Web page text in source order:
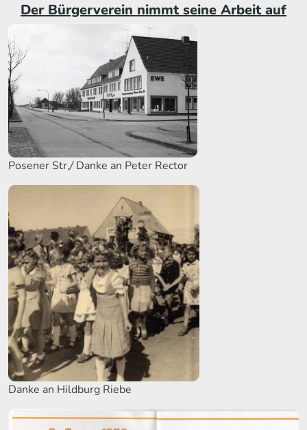
Der Bürgerverein nimmt seine Arbeit auf
Posener Str,/Danke an Peter Rector
Danke an Hildburg Riebe